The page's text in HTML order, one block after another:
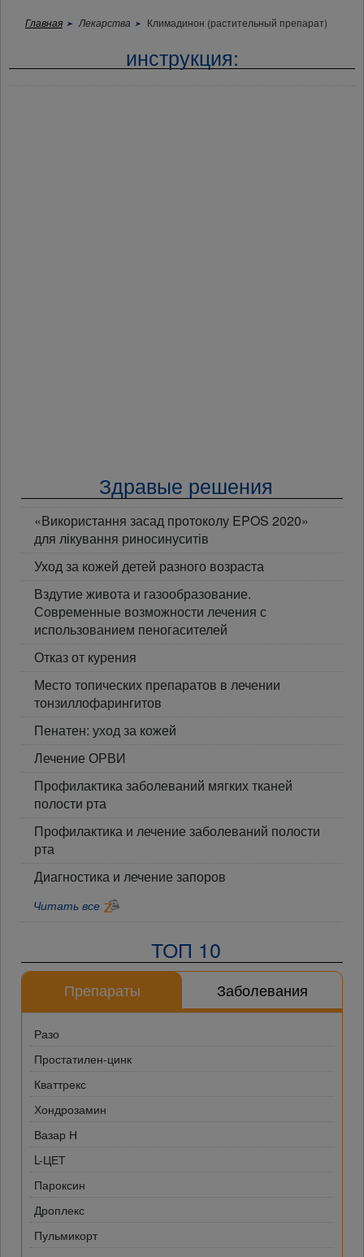
Главная Лекарства Климадинон (растительный препарат)
инструкция:
Здравые решения
«Використання засад протоколу EPOS 2020»
для лікування риносинуситів
Уход за кожей детей разного возраста
Вздутие живота и газообразование.
Современные возможности лечения с
использованием пеногасителей
Отказ от курения
Место топических препаратов в лечении
тонзиллофарингитов
Пенатен: уход за кожей
Лечение ОРВИ
Профилактика заболеваний мягких тканей
полости рта
Профилактика и лечение заболеваний полости
рта
Диагностика и лечение запоров
Читать все
ТОП 10
Препараты Заболевания
Разо
Простатилен-цинк
Кваттрекс
Хондрозамин
Вазар Н
L-ЦЕТ
Пароксин
Дроплекс
Пульмикорт